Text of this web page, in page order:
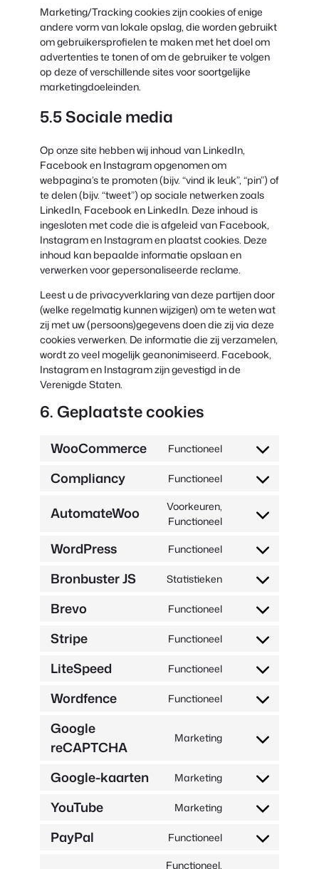
Marketing/Tracking cookies zijn cookies of enige
andere vorm van lokale opslag, die worden gebruikt
om gebruikersprofielen te maken met het doel om
advertenties te tonen of om de gebruiker te volgen
op deze of verschillende sites voor soortgelijke
marketingdoeleinden.
5.5 Sociale media
Op onze site hebben wij inhoud van LinkedIn,
Facebook en Instagram opgenomen om
webpagina’s te promoten (bijv. “vind ik leuk”, “pin”) of
te delen (bijv. “tweet”) op sociale netwerken zoals
LinkedIn, Facebook en LinkedIn. Deze inhoud is
ingesloten met code die is afgeleid van Facebook,
Instagram en Instagram en plaatst cookies. Deze
inhoud kan bepaalde informatie opslaan en
verwerken voor gepersonaliseerde reclame.
Leest u de privacyverklaring van deze partijen door
(welke regelmatig kunnen wijzigen) om te weten wat
zij met uw (persoons)gegevens doen die zij via deze
cookies verwerken. De informatie die zij verzamelen,
wordt zo veel mogelijk geanonimiseerd. Facebook,
Instagram en Instagram zijn gevestigd in de
Verenigde Staten.
6. Geplaatste cookies
WooCommerce Functioneel
Toestemming
service
Compliancy Functioneel
Toestemming
service
AutomateWoo
Voorkeuren,
Functioneel
Toestemming
service
WordPress Functioneel
Toestemming
service
Bronbuster JS Statistieken
Toestemming
service
Brevo Functioneel
Toestemming
service
Stripe Functioneel
Toestemming
servicestreep
LiteSpeed Functioneel
Toestemming
service
Wordfence Functioneel
Toestemming
service
Google
reCAPTCHA
Marketing
Toestemming
service
recaptcha
Google-kaarten Marketing
Toestemming
google-
YouTube Marketing
Toestemming
service
PayPal Functioneel
Toestemming
Functioneel,